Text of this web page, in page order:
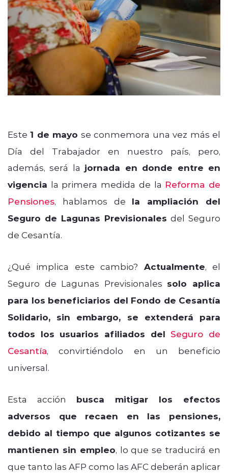
Este1 de mayo se conmemora una vez más el
Día del Trabajador en nuestro país, pero,
además, será la jornada en donde entre en
vigencia la primera medida de la Reforma de
Pensiones, hablamos de la ampliación del
Seguro de Lagunas Previsionales del Seguro
de Cesantía.
¿Qué implica este cambio? Actualmente, el
Seguro de Lagunas Previsionales solo aplica
para los beneficiarios del Fondo de Cesantía
Solidario, sin embargo, se extenderá para
todos los usuarios afiliados delSeguro de
Cesantía, convirtiéndolo en un beneficio
universal.
Esta acción busca mitigar los efectos
adversos que recaen en las pensiones,
debido al tiempo que algunos cotizantes se
mantienen sin empleo, lo que se traducirá en
que tanto las AFP como las AFC deberán aplicar